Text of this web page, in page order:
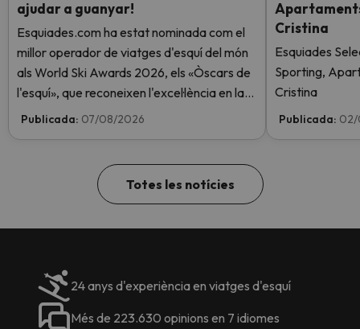
ajudar a guanyar!
Esquiades.com ha estat nominada com el
millor operador de viatges d'esquí del món
als World Ski Awards 2026, els «Òscars de
l'esquí», que reconeixen l'excel·lència en la
indústria de l'esquí. Vota ara i ajuda'ns a
Publicada: 07/08/2026
Cristina
Esquiades
Sporting,
Cristina
Publicada:
Totes les notícies
24 anys d'experiència en viatges d'esquí
Més de 223.630 opinions en 7 idiomes